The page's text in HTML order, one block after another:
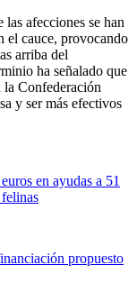
las afecciones se han
el cauce, provocando
arriba del
ha señalado que
la Confederación
y ser más efectivos
en ayudas a 51
propuesto